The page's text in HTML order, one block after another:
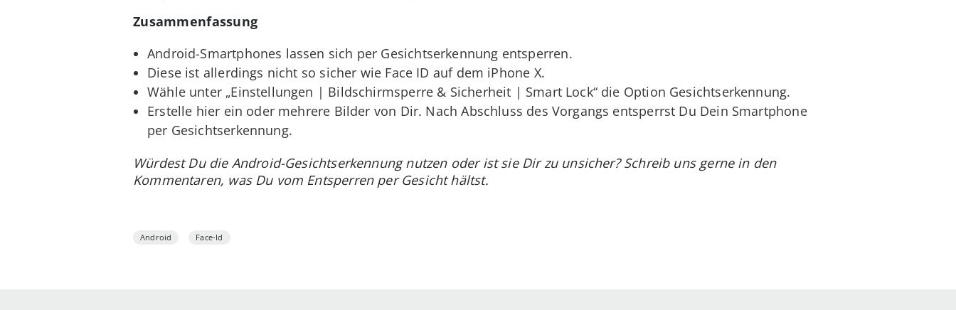
Zusammenfassung
Android-Smartphones lassen sich per Gesichtserkennung entsperren.
Diese ist allerdings nicht so sicher wie Face ID auf dem iPhone X.
Wähle unter „Einstellungen | Bildschirmsperre & Sicherheit | Smart Lock“ die Option Gesichtserkennung.
Erstelle hier ein oder mehrere Bilder von Dir. Nach Abschluss des Vorgangs entsperrst Du Dein Smartphone
per Gesichtserkennung.
Würdest Du die Android-Gesichtserkennung nutzen oder ist sie Dir zu unsicher? Schreib uns gerne in den
Kommentaren, was Du vom Entsperren per Gesicht hältst.
Android Face-Id